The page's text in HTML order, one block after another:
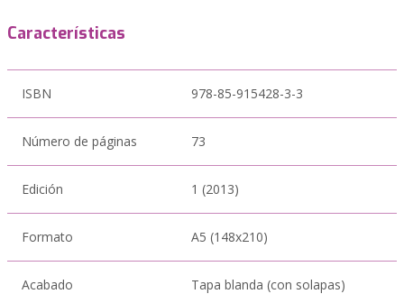
Características
ISBN 978-85-915428-3-3
Número de páginas 73
Edición 1 (2013)
Formato A5 (148x210)
Acabado Tapa blanda (con solapas)